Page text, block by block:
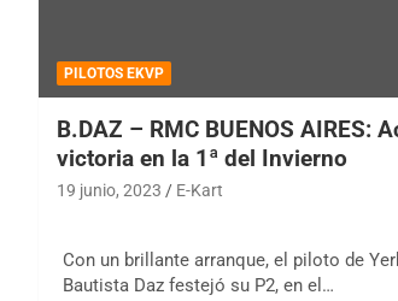
PILOTOS EKVP
B.DAZ – RMC BUENOS AIRES:
victoria en la 1ª del Invierno
19 junio, 2023 E-Kart
Con un brillante arranque, el piloto de
Bautista Daz festejó su P2, en el…